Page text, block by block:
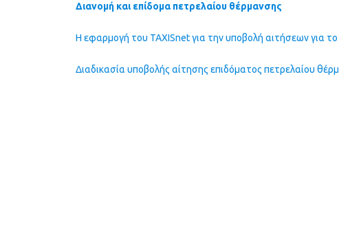
Διανομή και επίδομα πετρελαίου θέρμανσης
Η εφαρμογή του TAXISnet για την υποβολή αιτήσεων για
Διαδικασία υποβολής αίτησης επιδόματος πετρελαίου